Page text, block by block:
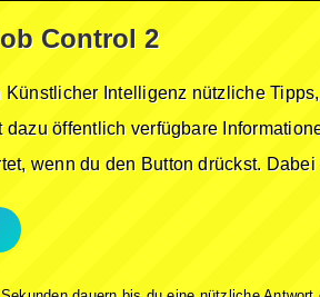
Control 2
Intelligenz nützliche
öffentlich verfügbare
wenn du den Button drückst.